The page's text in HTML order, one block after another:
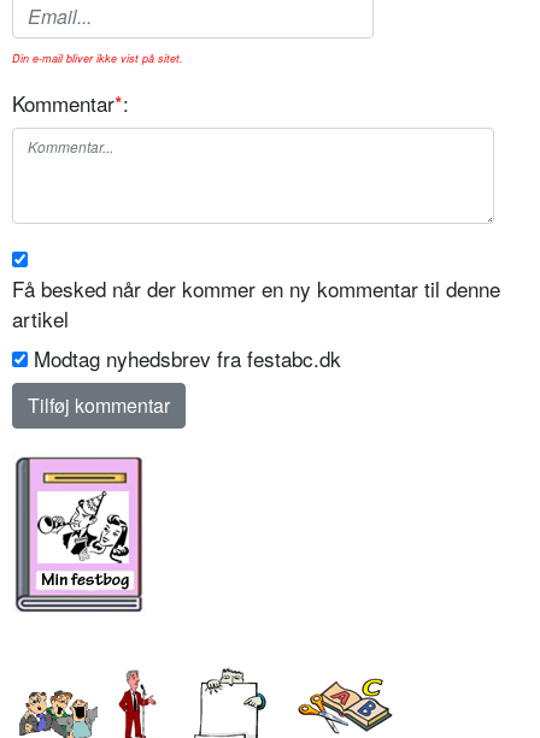
Din e-mail bliver ikke vist på sitet.
Kommentar*:
Få besked når der kommer en ny kommentar til denne
artikel
Modtag nyhedsbrev fra festabc.dk